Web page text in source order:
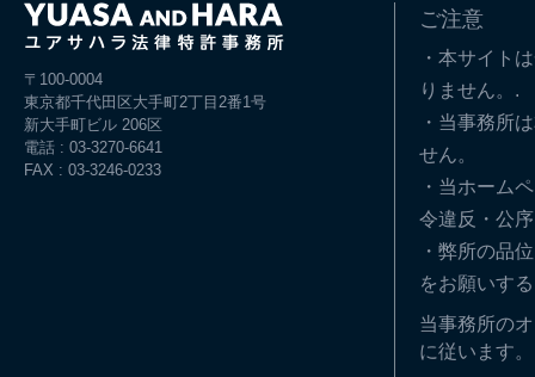
〒100-0004
東京都千代田区大手町2丁目2番1号
新大手町ビル 206区
電話 : 03-3270-6641
FAX : 03-3246-0233
ご注意
・本サイト
りません。.
・当事務所
せん。
・当ホーム
令違反・公
・弊所の品
をお願いす
当事務所の
に従います。